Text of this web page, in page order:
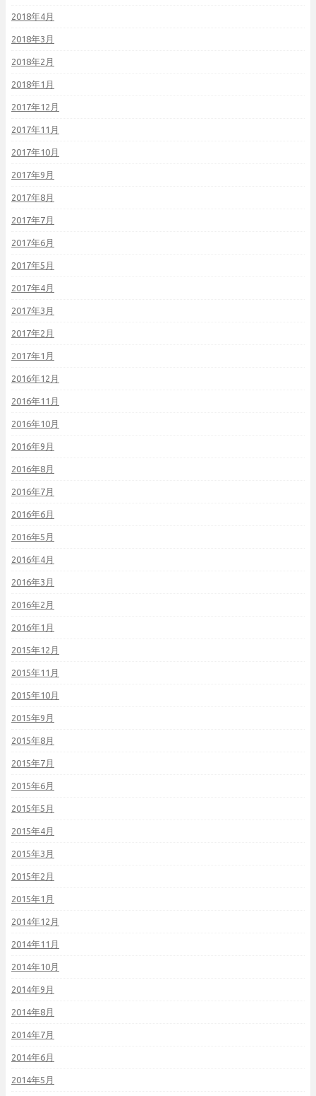
2018年4月
2018年3月
2018年2月
2018年1月
2017年12月
2017年11月
2017年10月
2017年9月
2017年8月
2017年7月
2017年6月
2017年5月
2017年4月
2017年3月
2017年2月
2017年1月
2016年12月
2016年11月
2016年10月
2016年9月
2016年8月
2016年7月
2016年6月
2016年5月
2016年4月
2016年3月
2016年2月
2016年1月
2015年12月
2015年11月
2015年10月
2015年9月
2015年8月
2015年7月
2015年6月
2015年5月
2015年4月
2015年3月
2015年2月
2015年1月
2014年12月
2014年11月
2014年10月
2014年9月
2014年8月
2014年7月
2014年6月
2014年5月